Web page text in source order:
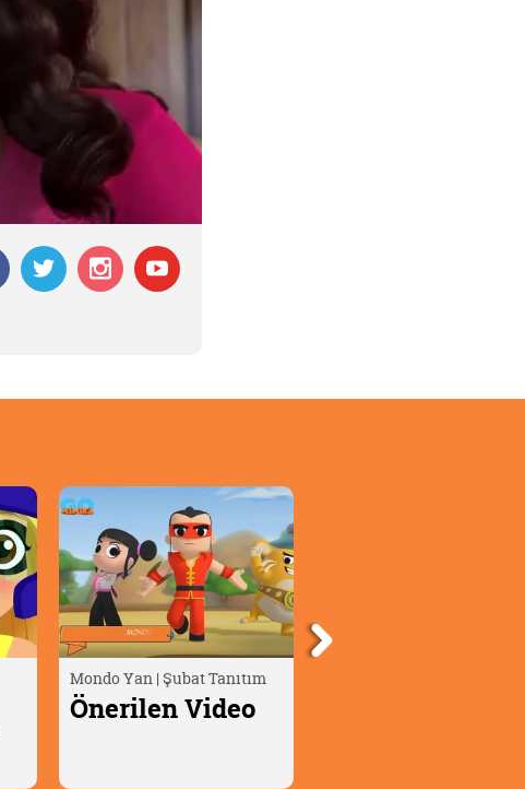
Mondo Yan | Şubat Tanıtım
Önerilen Video